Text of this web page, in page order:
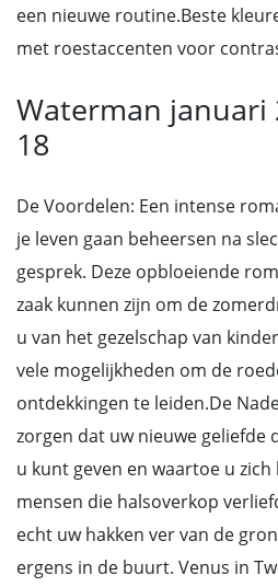
een nieuwe routine.Beste
met roestaccenten voor
Waterman januari
18
De Voordelen: Een intense
je leven gaan beheersen na
gesprek. Deze opbloeiende
zaak kunnen zijn om de
u van het gezelschap van
vele mogelijkheden om de
ontdekkingen te leiden.De
zorgen dat uw nieuwe geliefde
u kunt geven en waartoe u
mensen die halsoverkop
echt uw hakken ver van de
ergens in de buurt. Venus in